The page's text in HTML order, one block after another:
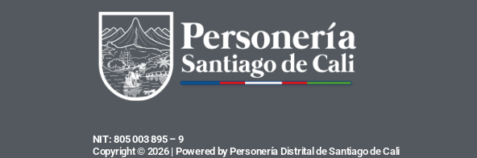
NIT: 805 003 895 – 9
Copyright © 2026 | Powered by Personería Distrital de Santiago de Cali